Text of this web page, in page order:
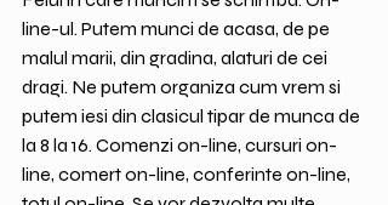
line-ul. Putem munci de acasa, de pe
malul marii, din gradina, alaturi de cei
dragi. Ne putem organiza cum vrem si
putem iesi din clasicul tipar de munca de
la 8 la 16. Comenzi on-line, cursuri on-
line, comert on-line, conferinte on-line,